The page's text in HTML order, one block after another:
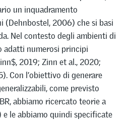
un inquadramento
(Dehnbostel, 2006) che si basi
Nel contesto degli ambienti di
adatti numerosi principi
2019; Zinn et al., 2020;
Con l’obiettivo di generare
come previsto
abbiamo ricercato teorie a
e le abbiamo quindi specificate